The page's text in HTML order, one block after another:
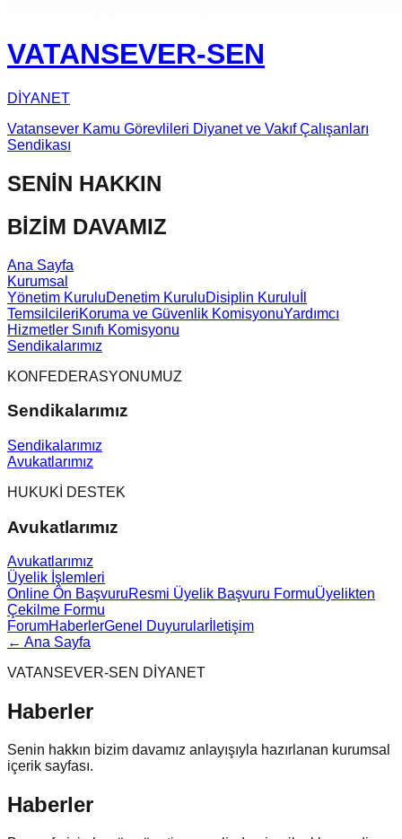
VATANSEVER-SEN
DİYANET
Vatansever Kamu Görevlileri Diyanet ve Vakıf Çalışanları
Sendikası
SENİN HAKKIN
BİZİM DAVAMIZ
Ana Sayfa
Kurumsal
Yönetim KuruluDenetim KuruluDisiplin Kurulu
TemsilcileriKoruma ve Güvenlik KomisyonuYardımcı
Hizmetler Sınıfı Komisyonu
Sendikalarımız
KONFEDERASYONUMUZ
Sendikalarımız
Sendikalarımız
Avukatlarımız
HUKUKİ DESTEK
Avukatlarımız
Avukatlarımız
Üyelik İşlemleri
Online Ön BaşvuruResmi Üyelik Başvuru FormuÜyelikten
Çekilme Formu
ForumHaberlerGenel Duyurular İletişim
← Ana Sayfa
VATANSEVER-SEN DİYANET
Haberler
Senin hakkın bizim davamız anlayışıyla hazırlanan kurumsal
içerik sayfası.
Haberler